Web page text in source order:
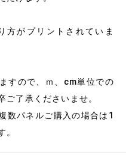
方がプリントされていま
すので、ｍ、cm単位での
ご了承くださいませ。
数パネルご購入の場合は1
。